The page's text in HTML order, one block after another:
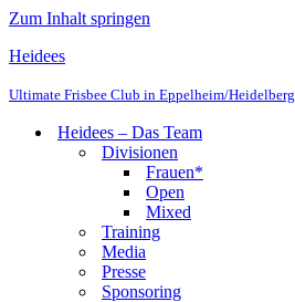
Zum Inhalt springen
Heidees
Ultimate Frisbee Club in Eppelheim/Heidelberg
Heidees – Das Team
Divisionen
Frauen*
Open
Mixed
Training
Media
Presse
Sponsoring